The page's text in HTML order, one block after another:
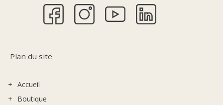
Plan du site
Accueil
Boutique